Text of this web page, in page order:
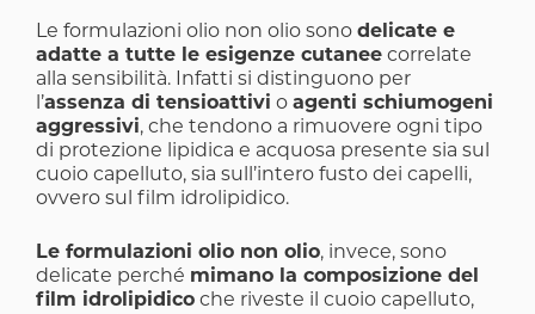
Le formulazioni olio non olio sono delicate e
adatte a tutte le esigenze cutanee correlate
alla sensibilità. Infatti si distinguono per
l’assenza di tensioattivi o agenti schiumogeni
aggressivi, che tendono a rimuovere ogni tipo
di protezione lipidica e acquosa presente sia sul
cuoio capelluto, sia sull’intero fusto dei capelli,
ovvero sul film idrolipidico.
Le formulazioni olio non olio, invece, sono
delicate perché mimano la composizione del
film idrolipidico che riveste il cuoio capelluto,